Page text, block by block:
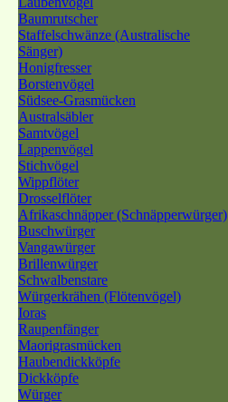
Baumrutscher
Staffelschwänze (Australische
Sänger)
Honigfresser
Borstenvögel
Südsee-Grasmücken
Australsäbler
Samtvögel
Lappenvögel
Stichvögel
Wippflöter
Drosselflöter
Afrikaschnäpper (Schnäpperwürger)
Buschwürger
Vangawürger
Brillenwürger
Schwalbenstare
Würgerkrähen (Flötenvögel)
Ioras
Raupenfänger
Maorigrasmücken
Haubendickköpfe
Dickköpfe
Würger